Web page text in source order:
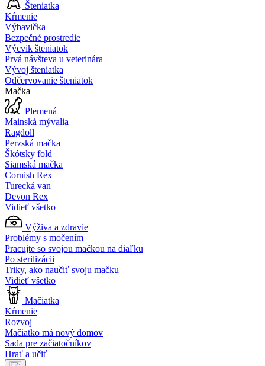
Šteniatka
Kŕmenie
Výbavička
Bezpečné prostredie
Výcvik šteniatok
Prvá návšteva u veterinára
Vývoj šteniatka
Odčervovanie šteniatok
Mačka
Plemená
Mainská mývalia
Ragdoll
Perzská mačka
Škótsky fold
Siamská mačka
Cornish Rex
Turecká van
Devon Rex
Vidieť všetko
Výživa a zdravie
Problémy s močením
Pracujte so svojou mačkou na diaľku
Po sterilizácii
Triky, ako naučiť svoju mačku
Vidieť všetko
Mačiatka
Kŕmenie
Rozvoj
Mačiatko má nový domov
Sada pre začiatočníkov
Hrať a učiť